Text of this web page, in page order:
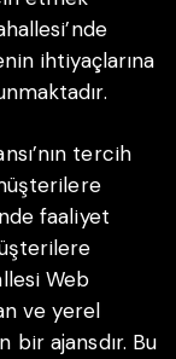
ihtiyaçlarına
tercih
faaliyet
Web
ve yerel
ajansdır. Bu